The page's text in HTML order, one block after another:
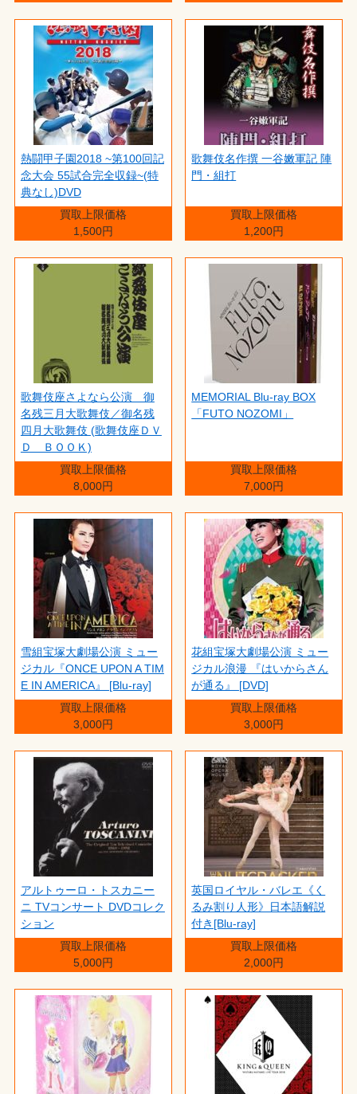
熱闘甲子園2018 ~第100回記
念大会 55試合完全収録~(特
典なし)DVD
買取上限価格
1,500円
歌舞伎名作撰 一谷嫩軍記 陣
門・組打
買取上限価格
1,200円
歌舞伎座さよなら公演 御
名残三月大歌舞伎／御名残
四月大歌舞伎 (歌舞伎座ＤＶ
Ｄ ＢＯＯＫ)
買取上限価格
8,000円
MEMORIAL Blu-ray BOX
「FUTO NOZOMI」
買取上限価格
7,000円
雪組宝塚大劇場公演 ミュー
ジカル『ONCE UPON A TIM
E IN AMERICA』 [Blu-ray]
買取上限価格
3,000円
花組宝塚大劇場公演 ミュー
ジカル浪漫 『はいからさん
が通る』 [DVD]
買取上限価格
3,000円
アルトゥーロ・トスカニー
ニ TVコンサート DVDコレク
ション
買取上限価格
5,000円
英国ロイヤル・バレエ《く
るみ割り人形》日本語解説
付き[Blu-ray]
買取上限価格
2,000円